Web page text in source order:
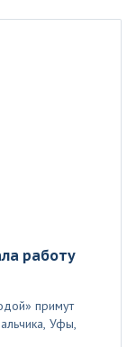
работу
примут
Уфы,